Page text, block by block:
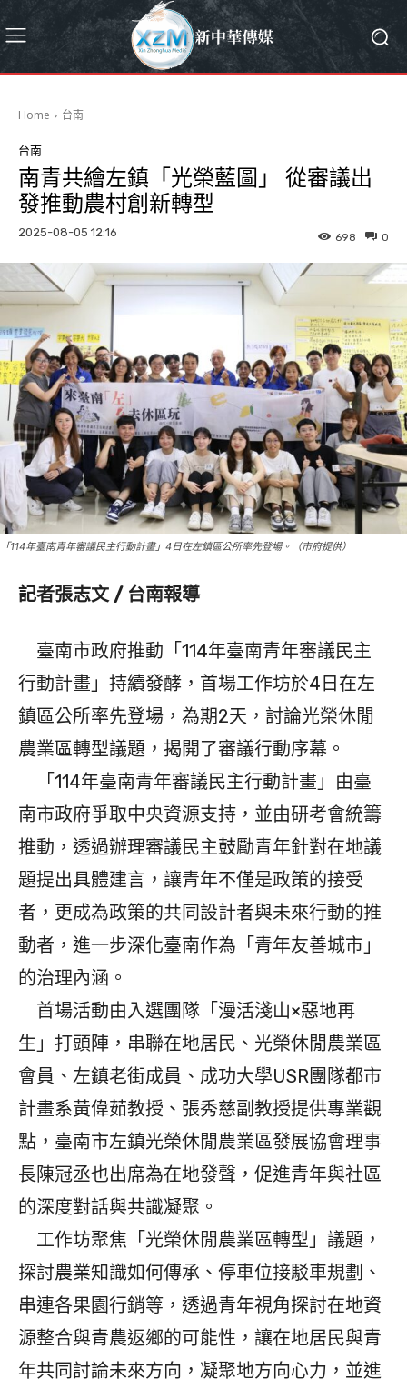
Home 台南
台南
南青共繪左鎮「光榮藍圖」 從審議出
發推動農村創新轉型
2025-08-05 12:16 0
698
「114年臺南青年審議民主行動計畫」4日在左鎮區公所率先登場。（市府提供）
記者張志文 / 台南報導
臺南市政府推動「114年臺南青年審議民主
行動計畫」持續發酵，首場工作坊於4日在左
鎮區公所率先登場，為期2天，討論光榮休閒
農業區轉型議題，揭開了審議行動序幕。
「114年臺南青年審議民主行動計畫」由臺
南市政府爭取中央資源支持，並由研考會統籌
推動，透過辦理審議民主鼓勵青年針對在地議
題提出具體建言，讓青年不僅是政策的接受
者，更成為政策的共同設計者與未來行動的推
動者，進一步深化臺南作為「青年友善城市」
的治理內涵。
首場活動由入選團隊「漫活淺山×惡地再
生」打頭陣，串聯在地居民、光榮休閒農業區
會員、左鎮老街成員、成功大學USR團隊都市
計畫系黃偉茹教授、張秀慈副教授提供專業觀
點，臺南市左鎮光榮休閒農業區發展協會理事
長陳冠丞也出席為在地發聲，促進青年與社區
的深度對話與共識凝聚。
工作坊聚焦「光榮休閒農業區轉型」議題，
探討農業知識如何傳承、停車位接駁車規劃、
串連各果園行銷等，透過青年視角探討在地資
源整合與青農返鄉的可能性，讓在地居民與青
年共同討論未來方向，凝聚地方向心力，並進